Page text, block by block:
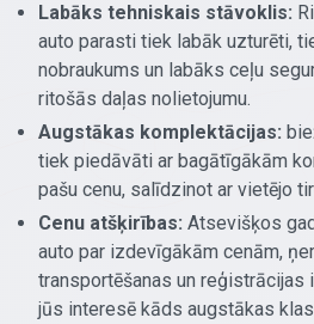
Labāks tehniskais stāvoklis:
auto parasti tiek labāk uzturēti,
nobraukums un labāks ceļu
ritošās daļas nolietojumu.
Augstākas komplektācijas:
tiek piedāvāti ar bagātīgākām
pašu cenu, salīdzinot ar vietējo
Cenu atšķirības: Atsevišķos
auto par izdevīgākām cenām,
transportēšanas un reģistrācijas
jūs interesē kāds augstākas